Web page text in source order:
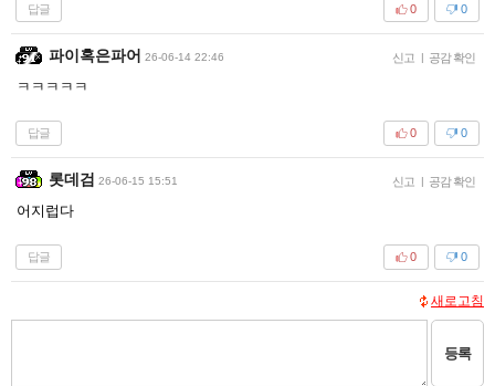
답글 0
0
파이혹은파어 26-06-14 22:46 신고 | 공감 확인
ㅋㅋㅋㅋㅋ
답글 0
0
롯데검 26-06-15 15:51 신고 | 공감 확인
어지럽다
답글 0
0
새로고침
등록